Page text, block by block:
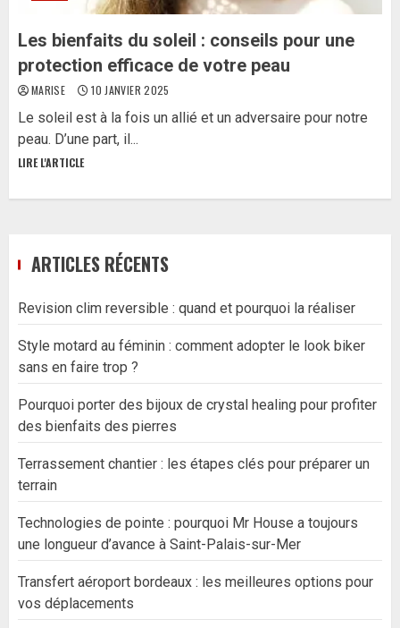
Les bienfaits du soleil : conseils pour une
protection efficace de votre peau
MARISE 10 JANVIER 2025
Le soleil est à la fois un allié et un adversaire pour notre
peau. D’une part, il...
LIRE L'ARTICLE
ARTICLES RÉCENTS
Revision clim reversible : quand et pourquoi la réaliser
Style motard au féminin : comment adopter le look biker
sans en faire trop ?
Pourquoi porter des bijoux de crystal healing pour profiter
des bienfaits des pierres
Terrassement chantier : les étapes clés pour préparer un
terrain
Technologies de pointe : pourquoi Mr House a toujours
une longueur d’avance à Saint-Palais-sur-Mer
Transfert aéroport bordeaux : les meilleures options pour
vos déplacements